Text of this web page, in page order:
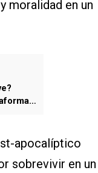
moralidad en un
apocalíptico
sobrevivir en un